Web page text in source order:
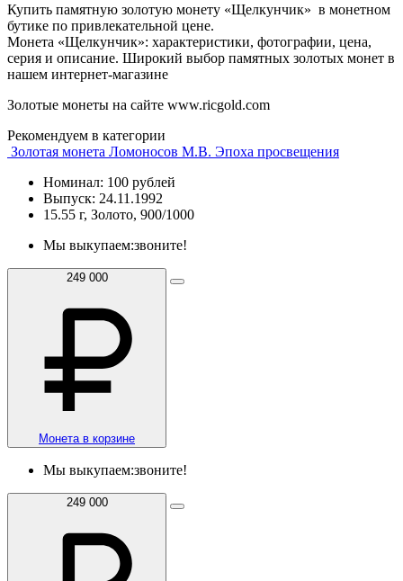
Купить памятную золотую монету «Щелкунчик» в монетном
бутике по привлекательной цене.
Монета «Щелкунчик»: характеристики, фотографии, цена,
серия и описание. Широкий выбор памятных золотых монет в
нашем интернет-магазине
Золотые монеты на сайте www.ricgold.com
Рекомендуем в категории
Золотая монета Ломоносов М.В. Эпоха просвещения
Номинал: 100 рублей
Выпуск: 24.11.1992
15.55 г, Золото, 900/1000
Мы выкупаем:звоните!
249 000
Монета в корзине
Мы выкупаем:звоните!
249 000